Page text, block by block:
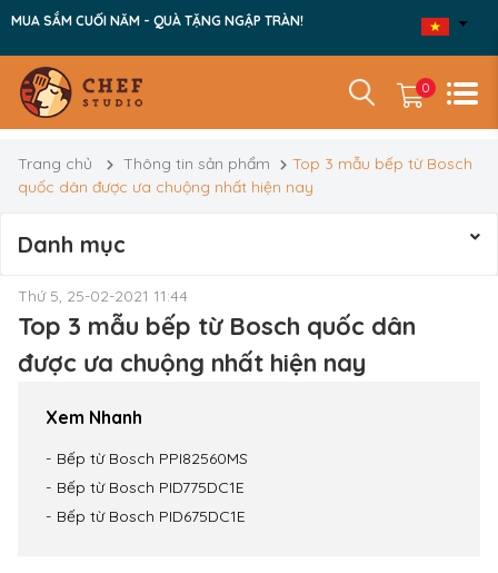
MUA SẮM CUỐI NĂM - QUÀ TẶNG NGẬP TRÀN!
0
Trang chủ Thông tin sản phẩm
Top 3 mẫu bếp từ Bosch
quốc dân được ưa chuộng nhất hiện nay
Danh mục
Thứ 5, 25-02-2021 11:44
Top 3 mẫu bếp từ Bosch quốc dân
được ưa chuộng nhất hiện nay
Xem Nhanh
Bếp từ Bosch PPI82560MS
Bếp từ Bosch PID775DC1E
Bếp từ Bosch PID675DC1E